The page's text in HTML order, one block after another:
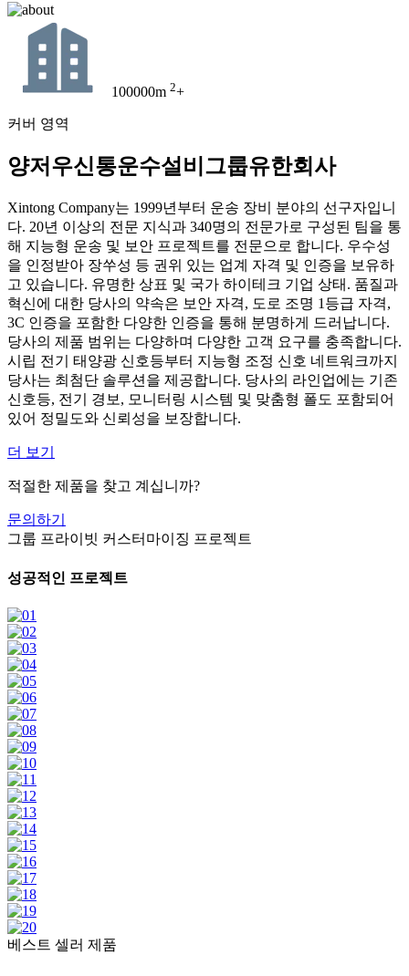
100000m 2+
커버 영역
양저우신통운수설비그룹유한회사
Xintong Company는 1999년부터 운송 장비 분야의 선구자입니
다. 20년 이상의 전문 지식과 340명의 전문가로 구성된 팀을 통
해 지능형 운송 및 보안 프로젝트를 전문으로 합니다. 우수성
을 인정받아 장쑤성 등 권위 있는 업계 자격 및 인증을 보유하
고 있습니다. 유명한 상표 및 국가 하이테크 기업 상태. 품질과
혁신에 대한 당사의 약속은 보안 자격, 도로 조명 1등급 자격,
3C 인증을 포함한 다양한 인증을 통해 분명하게 드러납니다.
당사의 제품 범위는 다양하며 다양한 고객 요구를 충족합니다.
시립 전기 태양광 신호등부터 지능형 조정 신호 네트워크까지
당사는 최첨단 솔루션을 제공합니다. 당사의 라인업에는 기존
신호등, 전기 경보, 모니터링 시스템 및 맞춤형 폴도 포함되어
있어 정밀도와 신뢰성을 보장합니다.
더 보기
적절한 제품을 찾고 계십니까?
문의하기
그룹 프라이빗 커스터마이징 프로젝트
성공적인 프로젝트
베스트 셀러 제품